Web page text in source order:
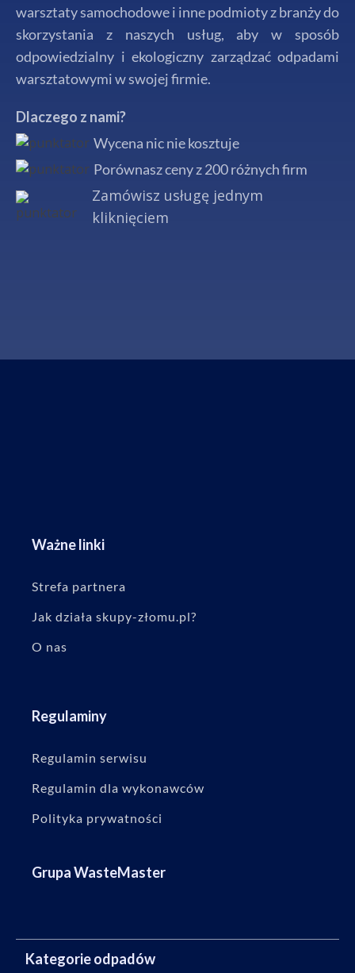
warsztaty samochodowe i inne podmioty z branży do
skorzystania z naszych usług, aby w sposób
odpowiedzialny i ekologiczny zarządzać odpadami
warsztatowymi w swojej firmie.
Dlaczego z nami?
Wycena nic nie kosztuje
Porównasz ceny z 200 różnych firm
Zamówisz usługę jednym
kliknięciem
Ważne linki
Strefa partnera
Jak działa skupy-złomu.pl?
O nas
Regulaminy
Regulamin serwisu
Regulamin dla wykonawców
Polityka prywatności
Grupa WasteMaster
Kategorie odpadów